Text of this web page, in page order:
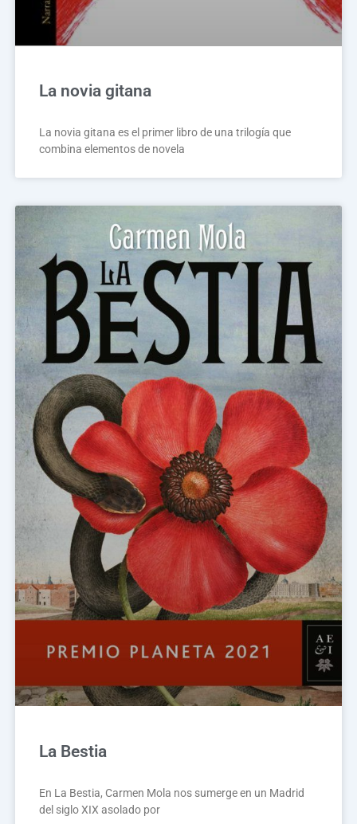
La novia gitana
La novia gitana es el primer libro de una trilogía que
combina elementos de novela
La Bestia
En La Bestia, Carmen Mola nos sumerge en un Madrid
del siglo XIX asolado por